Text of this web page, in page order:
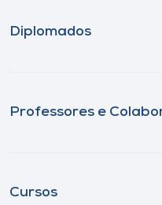
Diplomados
Professores e
Cursos